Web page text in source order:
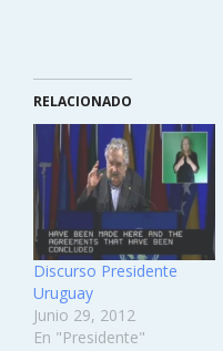
RELACIONADO
Discurso Presidente
Uruguay
Junio 29, 2012
En "Presidente"